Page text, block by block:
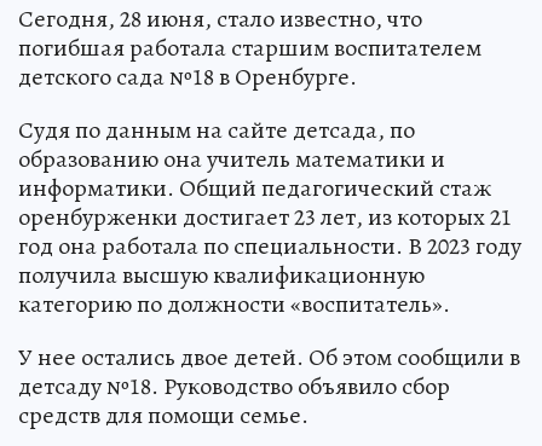
Сегодня, 28 июня, стало известно, что
погибшая работала старшим воспитателем
детского сада №18 в Оренбурге.
Судя по данным на сайте детсада, по
образованию она учитель математики и
информатики. Общий педагогический стаж
оренбурженки достигает 23 лет, из которых 21
год она работала по специальности. В 2023 году
получила высшую квалификационную
категорию по должности «воспитатель».
У нее остались двое детей. Об этом сообщили в
детсаду №18. Руководство объявило сбор
средств для помощи семье.